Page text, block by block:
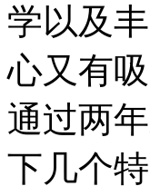
学以及
心又有
通过两
下几个特